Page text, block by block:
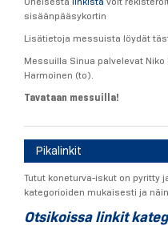
sisäänpääsykortin
Lisätietoja messuista löydät
Messuilla Sinua palvelevat
Harmoinen (to).
Tavataan messuilla!
Pikalinkit
Tutut koneturva-iskut on pyritty
kategorioiden mukaisesti ja
Otsikoissa linkit